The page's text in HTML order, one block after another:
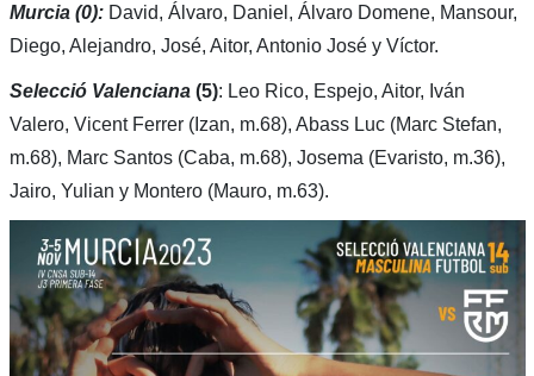
Murcia (0):David, Álvaro, Daniel, Álvaro Domene, Mansour,
Diego, Alejandro, José, Aitor, Antonio José y Víctor.
Selecció Valenciana (5): Leo Rico, Espejo, Aitor, Iván
Valero, Vicent Ferrer (Izan, m.68), Abass Luc (Marc Stefan,
m.68), Marc Santos (Caba, m.68), Josema (Evaristo, m.36),
Jairo, Yulian y Montero (Mauro, m.63).